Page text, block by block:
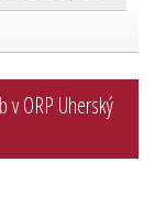
v ORP Uherský